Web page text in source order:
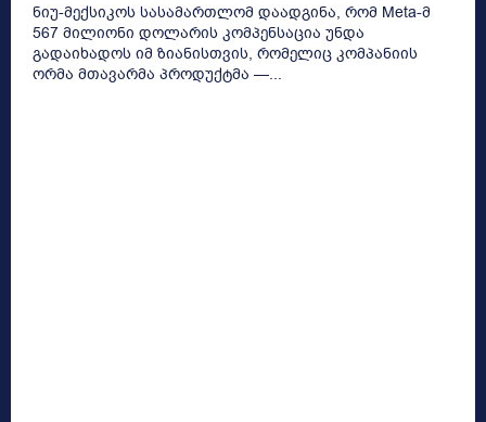
ნიუ-მექსიკოს სასამართლომ დაადგინა, რომ Meta-მ
567 მილიონი დოლარის კომპენსაცია უნდა
გადაიხადოს იმ ზიანისთვის, რომელიც კომპანიის
ორმა მთავარმა პროდუქტმა —...